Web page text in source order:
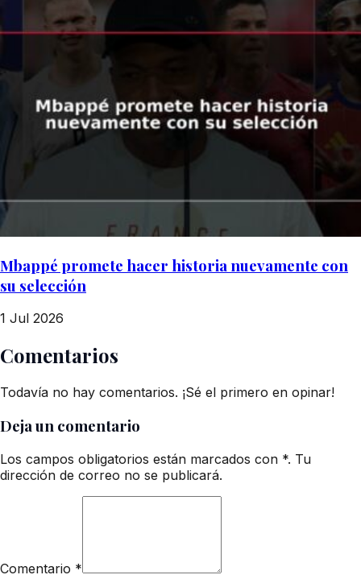
Mbappé promete hacer historia nuevamente con
su selección
1 Jul 2026
Comentarios
Todavía no hay comentarios. ¡Sé el primero en opinar!
Deja un comentario
Los campos obligatorios están marcados con *. Tu
dirección de correo no se publicará.
Comentario *